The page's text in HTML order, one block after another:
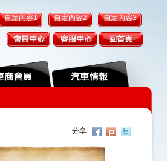
自定內容3
自定內容2
自定內容1
分享